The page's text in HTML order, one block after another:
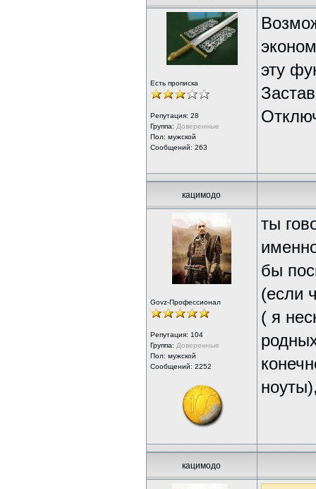
Есть прописка
Репутация: 28
Группа: Доверенные
Пол: мужской
Сообщений: 263
эту
кацимодо
Govz-Профессионал
Репутация: 104
Группа: Доверенные
Пол: мужской
Сообщений: 2252
ты
бы
(если
( я
кацимодо